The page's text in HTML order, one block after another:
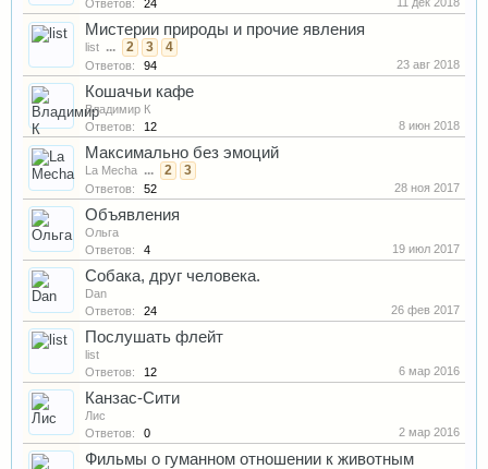
Ответов:
24
Мистерии природы и прочие явления
list ... 2 3 4
Ответов: 94 23 авг 2018
Кошачьи кафе
Владимир К
Ответов:
12 8 июн 2018
Максимально без эмоций
La Mecha ... 2 3
Ответов: 52 28 ноя 2017
Объявления
Ольга
Ответов:
4 19 июл 2017
Собака, друг человека.
Dan
Ответов:
24 26 фев 2017
Послушать флейт
list
Ответов:
12 6 мар 2016
Канзас-Сити
Лис
Ответов:
0 2 мар 2016
Фильмы о гуманном отношении к животным